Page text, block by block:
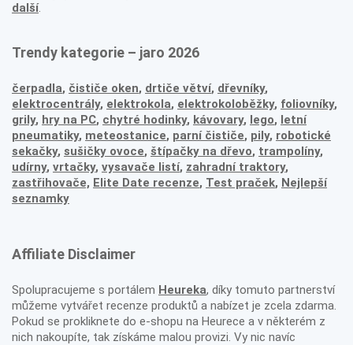
další.
Trendy kategorie – jaro 2026
čerpadla, čističe oken, drtiče větví, dřevníky,
elektrocentrály, elektrokola, elektrokoloběžky, foliovníky,
grily, hry na PC, chytré hodinky, kávovary, lego, letní
pneumatiky, meteostanice, parní čističe, pily, robotické
sekačky, sušičky ovoce, štípačky na dřevo, trampolíny,
udírny, vrtačky, vysavače listí, zahradní traktory,
zastřihovače, Elite Date recenze, Test praček, Nejlepší
seznamky
Affiliate Disclaimer
Spolupracujeme s portálem Heureka, díky tomuto partnerství
můžeme vytvářet recenze produktů a nabízet je zcela zdarma.
Pokud se prokliknete do e-shopu na Heurece a v některém z
nich nakoupíte, tak získáme malou provizi. Vy nic navíc